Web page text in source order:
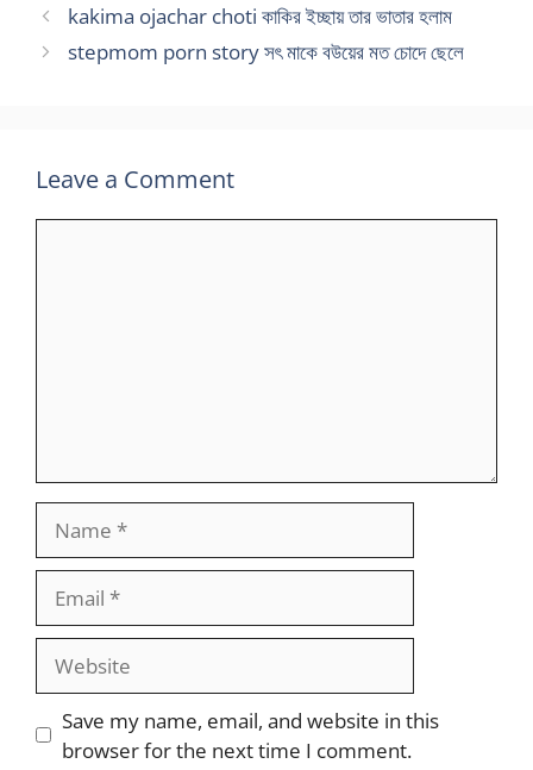
kakima ojachar choti কাকির ইচ্ছায় তার ভাতার হলাম
stepmom porn story সৎ মাকে বউয়ের মত চোদে ছেলে
Leave a Comment
Save my name, email, and website in this
browser for the next time I comment.